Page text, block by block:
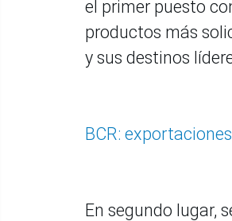
el primer puesto
productos más
y sus destinos
BCR:
En segundo lugar,